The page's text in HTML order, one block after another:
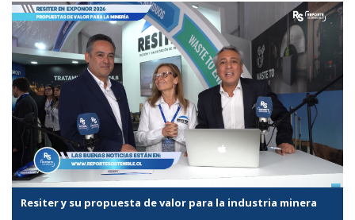
Resiter y su propuesta de valor para la industria minera